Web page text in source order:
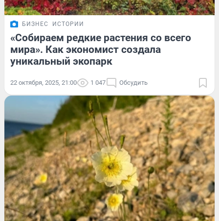
БИЗНЕС ИСТОРИИ
«Собираем редкие растения со всего
мира». Как экономист создала
уникальный экопарк
22 октября, 2025, 21:00 1 047 Обсудить